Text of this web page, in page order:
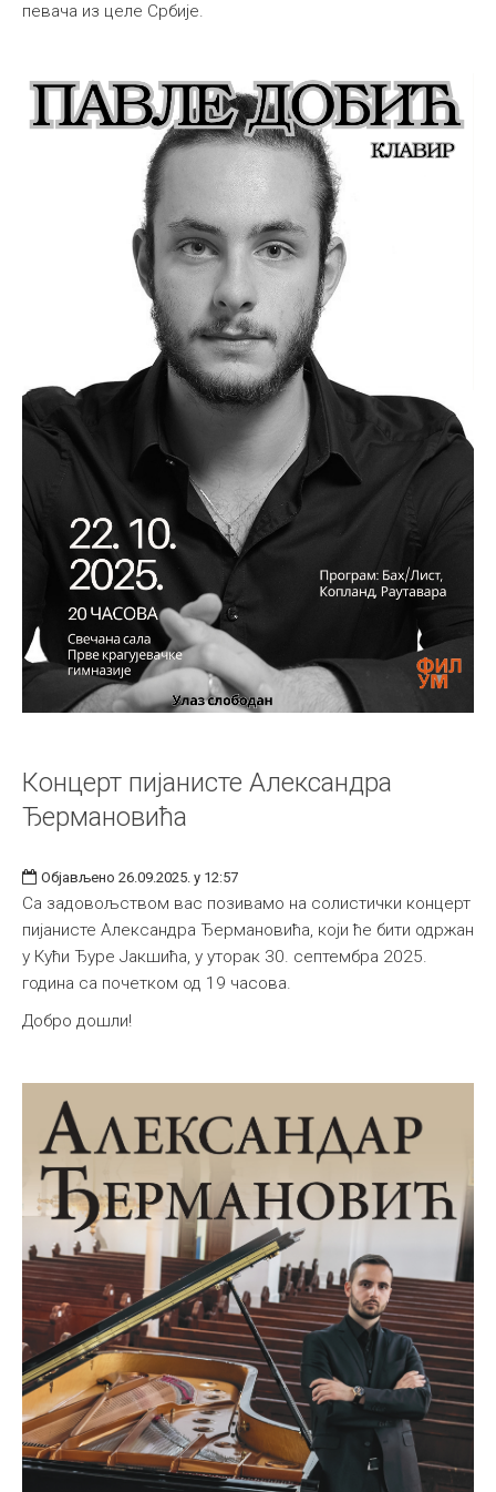
певача из целе Србије.
Концерт пијанисте Александра
Ђермановића
Објављено 26.09.2025. у 12:57
Са задовољством вас позивамо на солистички концерт
пијанисте Александра Ђeрмановића, који ће бити одржан
у Кући Ђуре Јакшића, у уторак 30. септембра 2025.
година са почетком од 19 часова.
Добро дошли!